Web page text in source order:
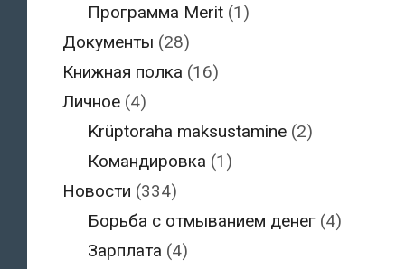
Программа Merit (1)
Документы (28)
Книжная полка (16)
Личное(4)
Krüptoraha maksustamine (2)
Командировка (1)
Новости (334)
Борьба с отмыванием денег (4)
Зарплата (4)